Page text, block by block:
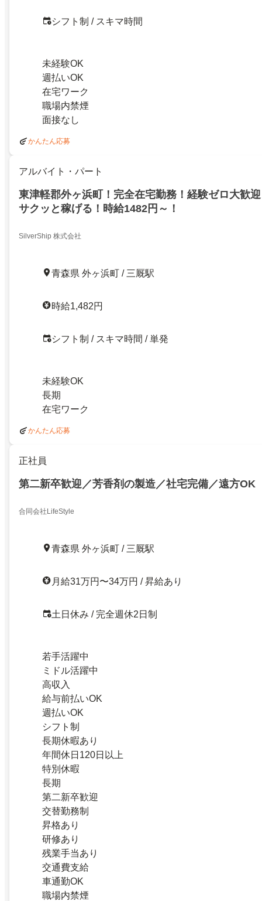
シフト制 / スキマ時間
未経験OK
週払いOK
在宅ワーク
職場内禁煙
面接なし
かんたん応募
アルバイト・パート
東津軽郡外ヶ浜町！完全在宅勤務！経験ゼロ大歓
サクッと稼げる！時給1482円～！
SilverShip 株式会社
青森県 外ヶ浜町 / 三厩駅
時給1,482円
シフト制 / スキマ時間 / 単発
未経験OK
長期
在宅ワーク
かんたん応募
正社員
第二新卒歓迎／芳香剤の製造／社宅完備／遠方OK
合同会社LifeStyle
青森県 外ヶ浜町 / 三厩駅
月給31万円〜34万円 / 昇給あり
土日休み / 完全週休2日制
若手活躍中
ミドル活躍中
高収入
給与前払いOK
週払いOK
シフト制
長期休暇あり
年間休日120日以上
特別休暇
長期
第二新卒歓迎
交替勤務制
昇格あり
研修あり
残業手当あり
交通費支給
車通勤OK
職場内禁煙